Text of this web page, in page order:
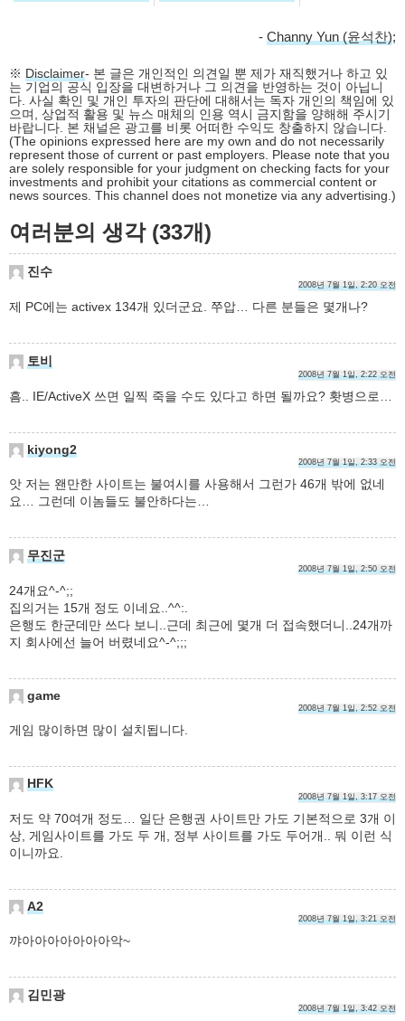
- Channy Yun (윤석찬);
※ Disclaimer- 본 글은 개인적인 의견일 뿐 제가 재직했거나 하고 있
는 기업의 공식 입장을 대변하거나 그 의견을 반영하는 것이 아닙니
다. 사실 확인 및 개인 투자의 판단에 대해서는 독자 개인의 책임에 있
으며, 상업적 활용 및 뉴스 매체의 인용 역시 금지함을 양해해 주시기
바랍니다. 본 채널은 광고를 비롯 어떠한 수익도 창출하지 않습니다.
(The opinions expressed here are my own and do not necessarily
represent those of current or past employers. Please note that you
are solely responsible for your judgment on checking facts for your
investments and prohibit your citations as commercial content or
news sources. This channel does not monetize via any advertising.)
여러분의 생각 (33개)
진수
2008년 7월 1일, 2:20 오전
제 PC에는 activex 134개 있더군요. 쭈압… 다른 분들은 몇개나?
토비
2008년 7월 1일, 2:22 오전
흠.. IE/ActiveX 쓰면 일찍 죽을 수도 있다고 하면 될까요? 홧병으로…
kiyong2
2008년 7월 1일, 2:33 오전
앗 저는 왠만한 사이트는 불여시를 사용해서 그런가 46개 밖에 없네
요… 그런데 이놈들도 불안하다는…
무진군
2008년 7월 1일, 2:50 오전
24개요^-^;;
집의거는 15개 정도 이네요..^^:.
은행도 한군데만 쓰다 보니..근데 최근에 몇개 더 접속했더니..24개까
지 회사에선 늘어 버렸네요^-^;;;
game
2008년 7월 1일, 2:52 오전
게임 많이하면 많이 설치됩니다.
HFK
2008년 7월 1일, 3:17 오전
저도 약 70여개 정도… 일단 은행권 사이트만 가도 기본적으로 3개 이
상, 게임사이트를 가도 두 개, 정부 사이트를 가도 두어개.. 뭐 이런 식
이니까요.
A2
2008년 7월 1일, 3:21 오전
꺄아아아아아아아악~
김민광
2008년 7월 1일, 3:42 오전